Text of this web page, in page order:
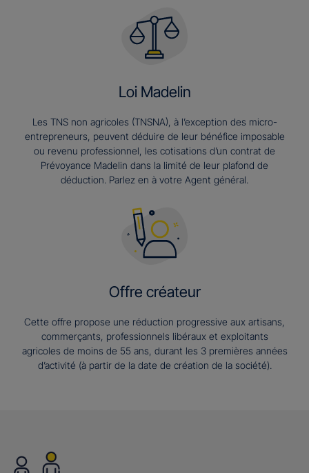
Loi Madelin
Les TNS non agricoles (TNSNA), à l’exception des micro-
entrepreneurs, peuvent déduire de leur bénéfice imposable
ou revenu professionnel, les cotisations d’un contrat de
Prévoyance Madelin dans la limité de leur plafond de
déduction. Parlez en à votre Agent général.
Offre créateur
Cette offre propose une réduction progressive aux artisans,
commerçants, professionnels libéraux et exploitants
agricoles de moins de 55 ans, durant les 3 premières années
d’activité (à partir de la date de création de la société).